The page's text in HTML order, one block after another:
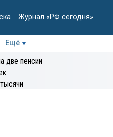
Журнал «РФ сегодня»
Ещё
Деловая
две пенсии